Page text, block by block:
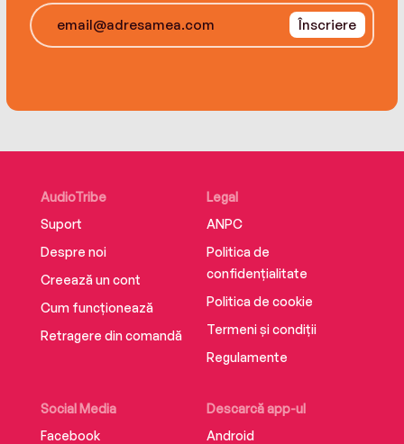
Înscriere
AudioTribe
Suport
Despre noi
Creează un cont
Cum funcționează
Retragere din comandă
Social Media
Facebook
Descarcă app-ul
Android
Legal
ANPC
Politica de
confidențialitate
Politica de cookie
Termeni și condiții
Regulamente